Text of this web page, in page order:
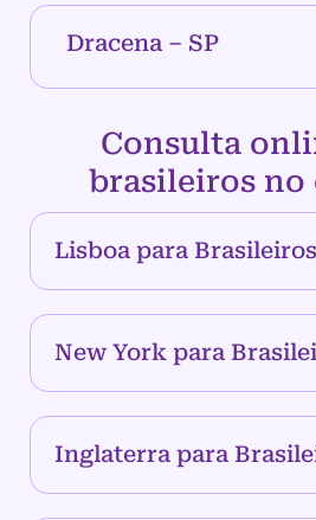
Dracena – SP
Consulta
brasileiros
Lisboa para Brasileiros
New York para
Inglaterra para